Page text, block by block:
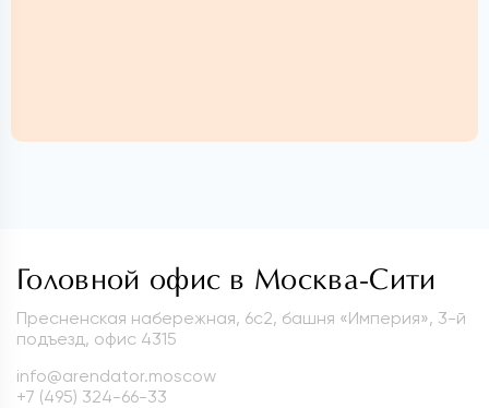
Головной офис в Москва-Сити
Пресненская набережная, 6с2, башня «Империя», 3-й
подъезд, офис 4315
info@arendator.moscow
+7 (495) 324-66-33